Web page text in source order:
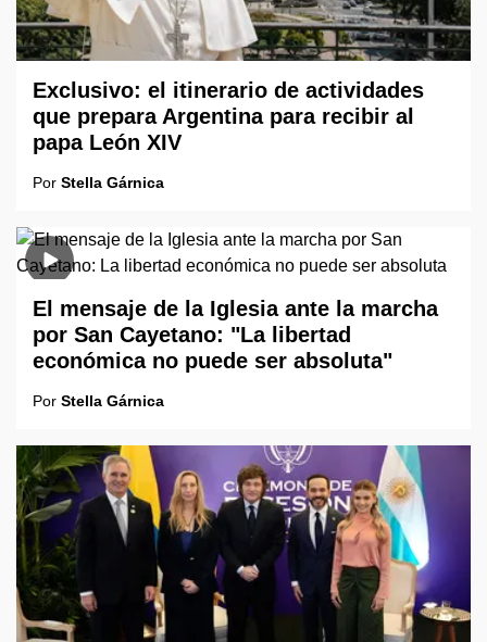
Exclusivo: el itinerario de actividades
que prepara Argentina para recibir al
papa León XIV
Por Stella Gárnica
El mensaje de la Iglesia ante la marcha
por San Cayetano: "La libertad
económica no puede ser absoluta"
Por Stella Gárnica